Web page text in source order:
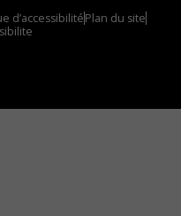
d’accessibilitéPlan du site